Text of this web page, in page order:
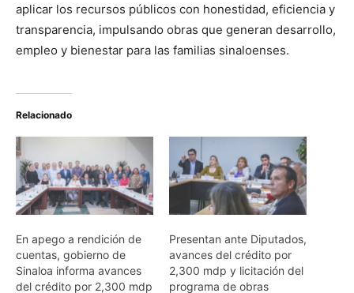
aplicar los recursos públicos con honestidad, eficiencia y
transparencia, impulsando obras que generan desarrollo,
empleo y bienestar para las familias sinaloenses.
Relacionado
En apego a rendición de
cuentas, gobierno de
Sinaloa informa avances
del crédito por 2,300 mdp
Presentan ante Diputados,
avances del crédito por
2,300 mdp y licitación del
programa de obras